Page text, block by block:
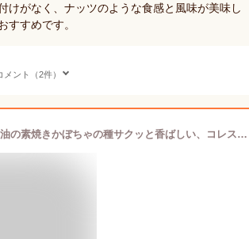
けがなく、ナッツのような食感と風味が美味し
すすめです。
ント（2件）
【送料無料】ローストかぼちゃの種 500g無塩・無油の素焼きかぼちゃの種サクッと香ばしい、コレステロールゼロのヘルシー食材。大変希少な大粒の内モンゴル自治区産パンプキンシードを100％使用【パンプキンシード】【無添加 食用】【ハロウィン】